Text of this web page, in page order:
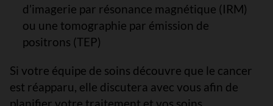
d’imagerie par résonance magnétique (IRM)
ou une tomographie par émission de
positrons (TEP)
Si votre équipe de soins découvre que le cancer
est réapparu, elle discutera avec vous afin de